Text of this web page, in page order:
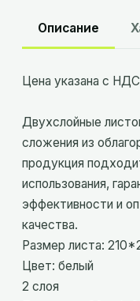
Описание
Цена указана с
Двухслойные
сложения из
продукция
использования,
эффективности и
качества.
Размер листа:
Цвет: белый
2 слоя